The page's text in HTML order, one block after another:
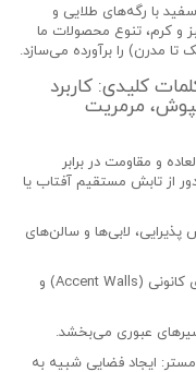
با رگه‌های طلایی و
و کرم، تنوع محصولات ما
مدرن) را برآورده می‌سازد.
کلیدی: کاربرد
مرمریت
و مقاومت در برابر
از تابش مستقیم آفتاب یا
پذیرایی، لابی‌ها و سالن‌های
برای ایجاد فضاهای کانونی (Accent Walls) و
عبوری می‌بخشد.
ایجاد فضایی شبیه به